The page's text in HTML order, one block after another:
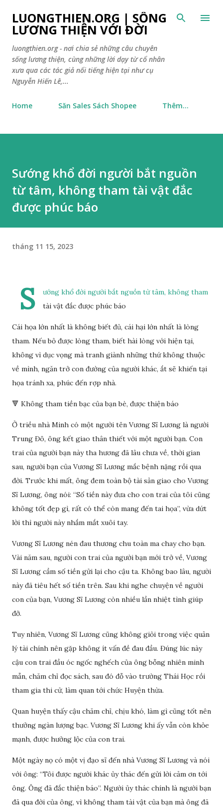
Chuyển đến nội dung chính
LUONGTHIEN.ORG | SỐNG
LƯƠNG THIỆN VỚI ĐỜI
luongthien.org - nơi chia sẻ những câu chuyên
sống lương thiện, cùng những lời dạy từ cổ nhân
xưa qua các tác giả nổi tiếng hiện tại như cụ
Nguyễn Hiến Lê,...
Home Săn Sales Sách Shopee Thêm…
Sướng khổ đời người bắt nguồn
từ tâm, không tham tài vật đắc
được phúc báo
tháng 11 15, 2023
S
ướng khổ đời người bắt nguồn từ tâm, không tham
tài vật đắc được phúc báo
Cái họa lớn nhất là không biết đủ, cái hại lớn nhất là lòng
tham. Nếu bỏ được lòng tham, biết hài lòng với hiện tại,
không vì dục vọng mà tranh giành những thứ không thuộc
về mình, ngăn trở con đường của người khác, ắt sẽ khiến tại
họa tránh xa, phúc đến rợp nhà.
🔻 Không tham tiền bạc của bạn bè, được thiện báo
Ở triều nhà Minh có một người tên Vương Sĩ Lương là người
Trung Đô, ông kết giao thân thiết với một người bạn. Con
trai của người bạn này tha hương đã lâu chưa về, thời gian
sau, người bạn của Vương Sĩ Lương mắc bệnh nặng rồi qua
đời. Trước khi mất, ông đem toàn bộ tài sản giao cho Vương
Sĩ Lương, ông nói: “Số tiền này đưa cho con trai của tôi cũng
không tốt đẹp gì, rất có thể còn mang đến tai họa”, vừa dứt
lời thì người này nhắm mắt xuôi tay.
Vương Sĩ Lương nén đau thương chu toàn ma chay cho bạn.
Vài năm sau, người con trai của người bạn mới trở về, Vương
Sĩ Lương cầm số tiền gửi lại cho cậu ta. Không bao lâu, người
này đã tiêu hết số tiền trên. Sau khi nghe chuyện về người
con của bạn, Vương Sĩ Lương còn nhiều lần nhiệt tình giúp
đỡ.
Tuy nhiên, Vương Sĩ Lương cũng không giỏi trong việc quản
lý tài chính nên gặp không ít vấn đề đau đầu. Đúng lúc này
cậu con trai đầu óc ngốc nghếch của ông bỗng nhiên minh
mẫn, chăm chỉ đọc sách, sau đó đỗ vào trường Thái Học rồi
tham gia thi cử, làm quan tới chức Huyện thừa.
Quan huyện thấy cậu chăm chỉ, chịu khó, làm gì cũng tốt nên
thưởng ngàn lượng bạc. Vương Sĩ Lương khi ấy vẫn còn khỏe
mạnh, được hưởng lộc của con trai.
Một ngày nọ có một vị đạo sĩ đến nhà Vương Sĩ Lương và nói
với ông: “Tôi được người khác ủy thác đến gửi lời cảm ơn tới
ông. Ông đã đắc thiện báo”. Người ủy thác chính là người bạn
đã qua đời của ông, vì không tham tài vật của bạn mà ông đã